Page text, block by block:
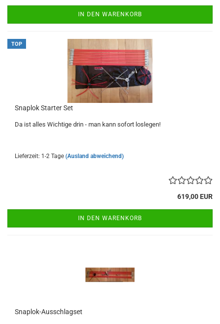
IN DEN WARENKORB
TOP
Sna­p­lok Star­ter Set
Da ist alles Wich­ti­ge drin - man kann so­fort los­le­gen!
Lieferzeit: 1-2 Tage (Ausland abweichend)
619,00 EUR
IN DEN WARENKORB
Snaplok-​​Aus­schlags­et